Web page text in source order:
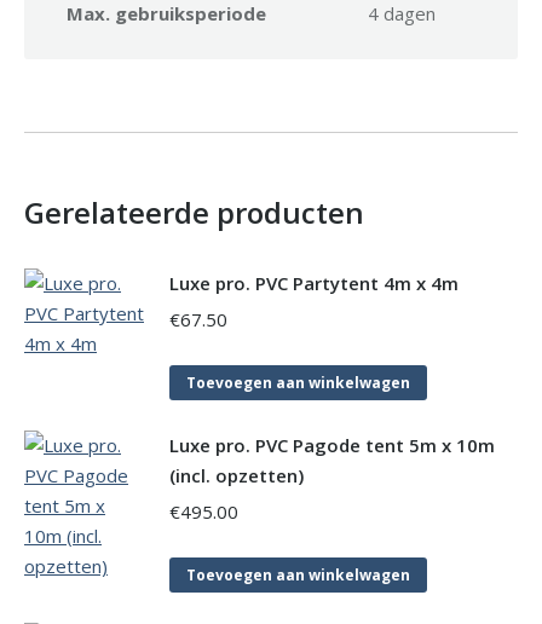
Max. gebruiksperiode 4 dagen
Gerelateerde producten
Luxe pro. PVC Partytent 4m x 4m
€67.50
Toevoegen aan winkelwagen
Luxe pro. PVC Pagode tent 5m x 10m
(incl. opzetten)
€495.00
Toevoegen aan winkelwagen